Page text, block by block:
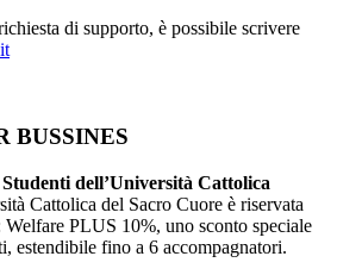
di supporto, è possibile scrivere
BUSSINES
dell’Università Cattolica
Cattolica del Sacro Cuore è riservata
Welfare PLUS 10%, uno sconto speciale
estendibile fino a 6 accompagnatori.